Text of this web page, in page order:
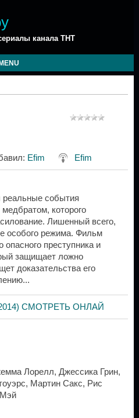
канала ТНТ
: Efim Efim
события
которого
Лишенный всего,
особого режима. Фильм
опасного преступника и
защищает ложно
доказательства его
СМОТРЕТЬ ОНЛАЙ
Лорелл, Джессика Грин,
Мартин Сакс, Рис